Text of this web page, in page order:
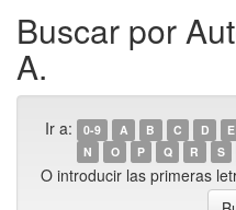
Buscar por
A.
Ir a: 0-9 A B C D E
N
O P Q R S
O introducir las primeras